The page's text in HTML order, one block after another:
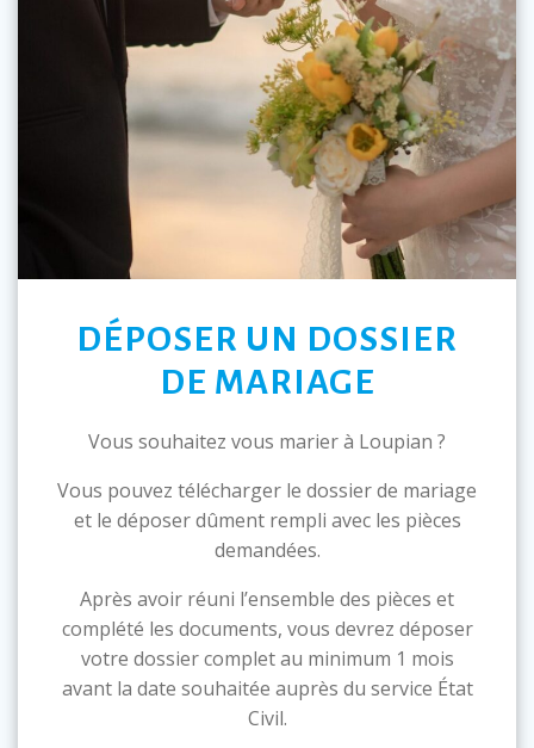
DÉPOSER UN DOSSIER
DE MARIAGE
Vous souhaitez vous marier à Loupian ?
Vous pouvez télécharger le dossier de mariage
et le déposer dûment rempli avec les pièces
demandées.
Après avoir réuni l’ensemble des pièces et
complété les documents, vous devrez déposer
votre dossier complet au minimum 1 mois
avant la date souhaitée auprès du service État
Civil.